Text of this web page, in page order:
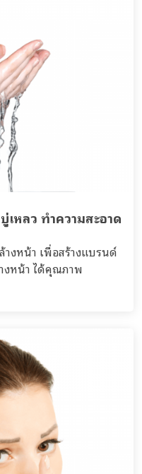
หลว ทำความสะอาด
งหน้า เพื่อสร้างแบรนด์
งหน้า ได้คุณภาพ